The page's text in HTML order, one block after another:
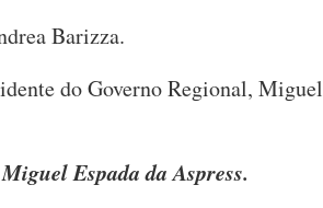
Barizza.
do Governo Regional, Miguel
Espada da Aspress.